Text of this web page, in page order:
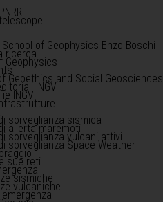
of Geophysics Enzo Boschi
ricerca
Geophysics
Geoethics and Social Geosciences
INGV
INGV
sorveglianza sismica
allerta maremoti
sorveglianza vulcani attivi
sorveglianza Space Weather
sue reti
sismiche
vulcaniche
emergenza